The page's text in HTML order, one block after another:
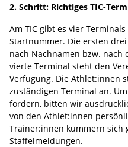
2. Schritt: Richtiges TIC-
Am TIC gibt es vier
Startnummer. Die ersten
nach Nachnamen bzw.
vierte Terminal steht den
Verfügung. Die Athlet:innen
zuständigen Terminal an.
fördern, bitten wir
von den Athlet:innen
Trainer:innen kümmern sich
Staffelmeldungen.